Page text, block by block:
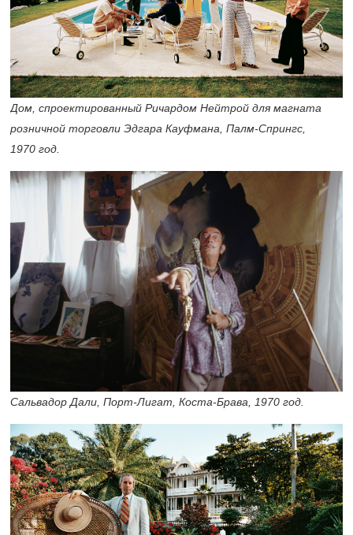
Дом, спроектированный Ричардом Нейтрой для магната
розничной торговли Эдгара Кауфмана, Палм-Спрингс,
1970 год.
Сальвадор Дали, Порт-Лигат, Коста-Брава, 1970 год.